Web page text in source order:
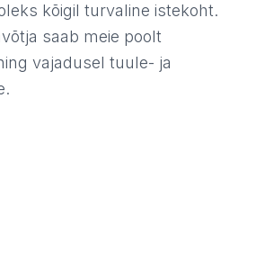
kõigil turvaline istekoht.
saab meie poolt
vajadusel tuule- ja